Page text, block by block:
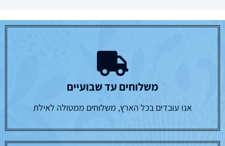
משלוחים עד שבועיים
אנו עובדים בכל הארץ, משלוחים ממטולה לאילת